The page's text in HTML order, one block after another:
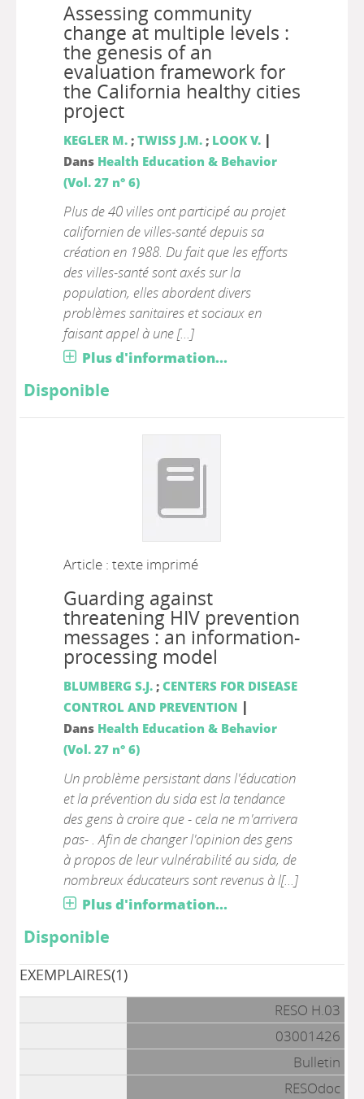
Assessing community
change at multiple levels :
the genesis of an
evaluation framework for
the California healthy cities
project
KEGLER M.; TWISS J.M.; LOOK V. |
Dans Health Education & Behavior
(Vol. 27 n° 6)
Plus de 40 villes ont participé au projet
californien de villes-santé depuis sa
création en 1988. Du fait que les efforts
des villes-santé sont axés sur la
population, elles abordent divers
problèmes sanitaires et sociaux en
faisant appel à une [...]
Plus d'information...
Disponible
Article : texte imprimé
Guarding against
threatening HIV prevention
messages : an information-
processing model
BLUMBERG S.J.; CENTERS FOR DISEASE
CONTROL AND PREVENTION |
Dans Health Education & Behavior
(Vol. 27 n° 6)
Un problème persistant dans l'éducation
et la prévention du sida est la tendance
des gens à croire que - cela ne m'arrivera
pas- . Afin de changer l'opinion des gens
à propos de leur vulnérabilité au sida, de
nombreux éducateurs sont revenus à l[...]
Plus d'information...
Disponible
EXEMPLAIRES(1)
RESO H.03
03001426
Bulletin
RESOdoc